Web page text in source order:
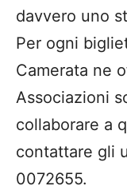
davvero uno
Per ogni
Camerata ne
Associazioni
collaborare a
contattare gli
0072655.